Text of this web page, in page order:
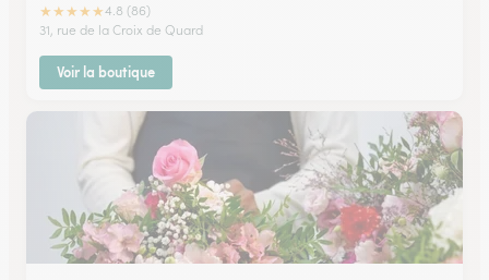
★★★★★4.8 (86)
31, rue de la Croix de Quard
Voir la boutique